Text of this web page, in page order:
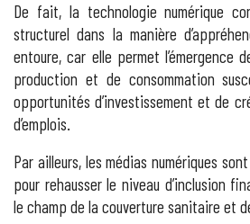
De fait, la technologie numérique
structurel dans la manière
entoure, car elle permet l’émergence
production et de consommation
opportunités d’investissement et de
d’emplois.
Par ailleurs, les médias numériques
pour rehausser le niveau d’inclusion
le champ de la couverture sanitaire et